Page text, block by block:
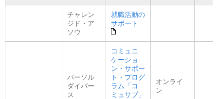
チャレン
ジド・ア
ソウ
就職活動の
サポート
パーソル
ダイバー
ス
コミュニ
ケーショ
ン・サポー
ト・プログ
ラム「コ
ミュサプ」
オンライ
ン